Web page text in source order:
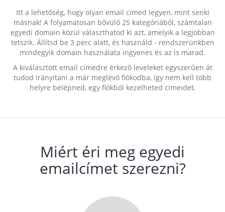
Itt a lehetőség, hogy olyan email címed legyen, mint senki
másnak! A folyamatosan bővülő 25 kategóriából, számtalan
egyedi domain közül választhatod ki azt, amelyik a legjobban
tetszik. Állítsd be 3 perc alatt, és használd - rendszerünkben
mindegyik domain használata ingyenes és az is marad.
A kiválasztott email címedre érkező leveleket egyszerűen át
tudod irányítani a már meglévő fiókodba, így nem kell több
helyre belépned, egy fiókból kezelheted címeidet.
Miért éri meg egyedi
emailcímet szerezni?